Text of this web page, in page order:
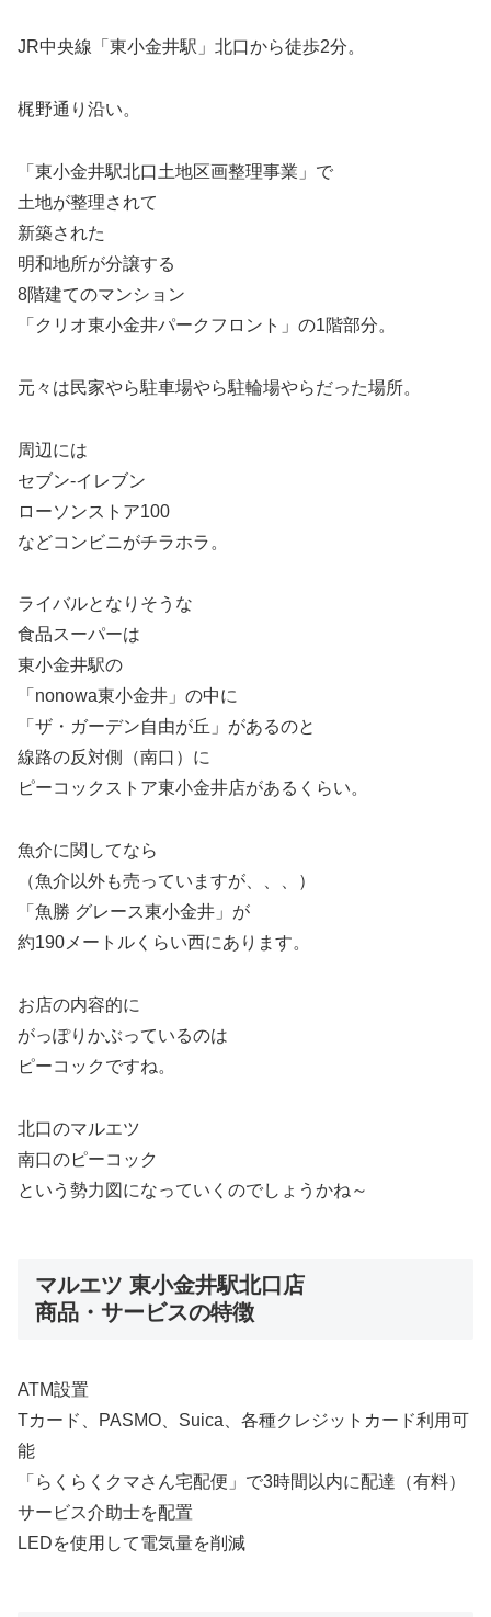
JR中央線「東小金井駅」北口から徒歩2分。
梶野通り沿い。
「東小金井駅北口土地区画整理事業」で
土地が整理されて
新築された
明和地所が分譲する
8階建てのマンション
「クリオ東小金井パークフロント」の1階部分。
元々は民家やら駐車場やら駐輪場やらだった場所。
周辺には
セブン-イレブン
ローソンストア100
などコンビニがチラホラ。
ライバルとなりそうな
食品スーパーは
東小金井駅の
「nonowa東小金井」の中に
「ザ・ガーデン自由が丘」があるのと
線路の反対側（南口）に
ピーコックストア東小金井店があるくらい。
魚介に関してなら
（魚介以外も売っていますが、、、）
「魚勝 グレース東小金井」が
約190メートルくらい西にあります。
お店の内容的に
がっぽりかぶっているのは
ピーコックですね。
北口のマルエツ
南口のピーコック
という勢力図になっていくのでしょうかね～
マルエツ 東小金井駅北口店
商品・サービスの特徴
ATM設置
Tカード、PASMO、Suica、各種クレジットカード利用可
能
「らくらくクマさん宅配便」で3時間以内に配達（有料）
サービス介助士を配置
LEDを使用して電気量を削減